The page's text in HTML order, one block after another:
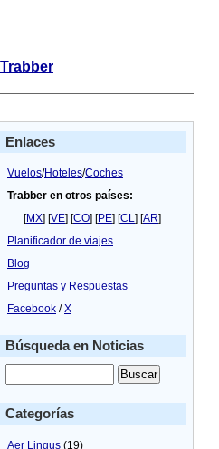
Enlaces
Vuelos/Hoteles/Coches
Trabber en otros países:
[MX] [VE] [CO] [PE] [CL] [AR]
Planificador de viajes
Blog
Preguntas y Respuestas
Facebook /X
Búsqueda en Noticias
Categorías
Aer Lingus (19)